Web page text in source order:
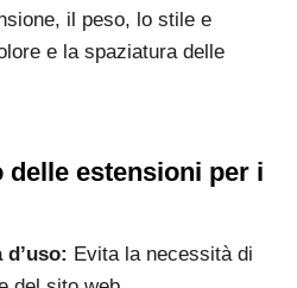
il peso, lo stile e
e la spaziatura delle
delle estensioni per i
Evita la necessità di